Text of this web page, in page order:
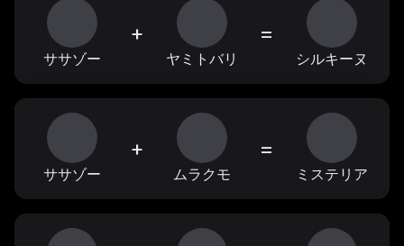
ササゾー
+
ヤミトバリ
=
シルキーヌ
ササゾー
+
ムラクモ
=
ミステリア